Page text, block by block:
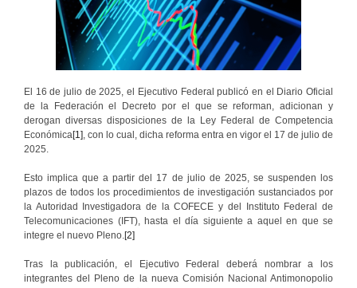
El 16 de julio de 2025, el Ejecutivo Federal publicó en el Diario Oficial
de la Federación el Decreto por el que se reforman, adicionan y
derogan diversas disposiciones de la Ley Federal de Competencia
Económica[1] , con lo cual, dicha reforma entra en vigor el 17 de julio de
2025.
Esto implica que a partir del 17 de julio de 2025, se suspenden los
plazos de todos los procedimientos de investigación sustanciados por
la Autoridad Investigadora de la COFECE y del Instituto Federal de
Telecomunicaciones (IFT), hasta el día siguiente a aquel en que se
integre el nuevo Pleno. [2]
Tras la publicación, el Ejecutivo Federal deberá nombrar a los
integrantes del Pleno de la nueva Comisión Nacional Antimonopolio